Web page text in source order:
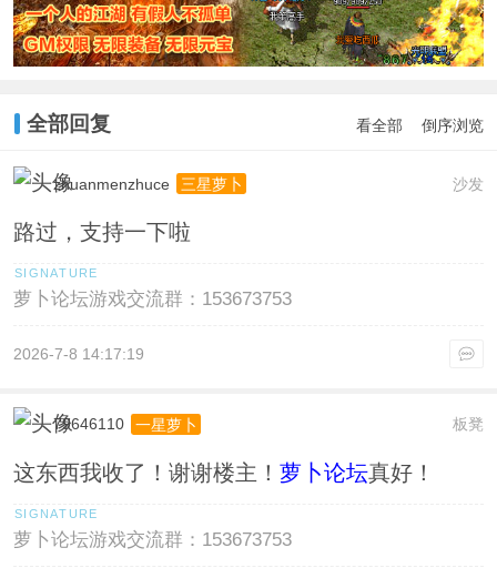
全部回复 看全部 倒序浏览
沙发
zhuanmenzhuce 三星萝卜
路过，支持一下啦
萝卜论坛游戏交流群：153673753
2026-7-8 14:17:19
板凳
79646110 一星萝卜
这东西我收了！谢谢楼主！ 萝卜论坛真好！
萝卜论坛游戏交流群：153673753